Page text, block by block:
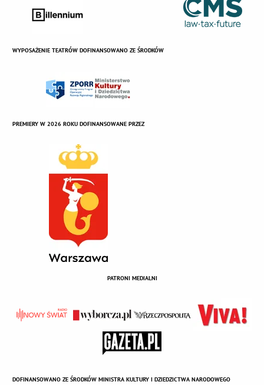
WYPOSAŻENIE TEATRÓW DOFINANSOWANO ZE ŚRODKÓW
PREMIERY W 2026 ROKU DOFINANSOWANE PRZEZ
PATRONI MEDIALNI
DOFINANSOWANO ZE ŚRODKÓW MINISTRA KULTURY I DZIEDZICTWA NARODOWEGO